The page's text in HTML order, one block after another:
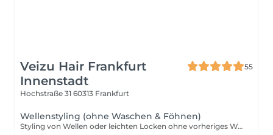
Veizu Hair Frankfurt
Innenstadt
55
Hochstraße 31 60313 Frankfurt
Wellenstyling (ohne Waschen & Föhnen)
Styling von Wellen oder leichten Locken ohne vorheriges Waschen und Föhnen. Bitte komme mit frisch gewaschenem und glatt geföhnten Haar, damit wir ein optimales und haltbares Ergebnis erzielen können. Diese Leistung beinhaltet kein Waschen, Föhnen sowie keine Steck- oder Flechtfrisuren.